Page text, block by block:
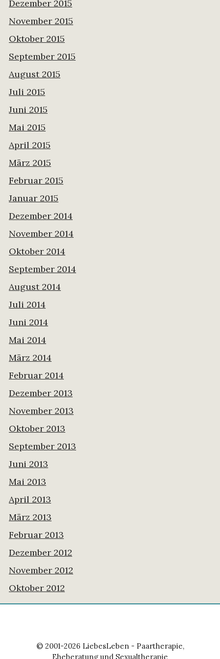
Dezember 2015
November 2015
Oktober 2015
September 2015
August 2015
Juli 2015
Juni 2015
Mai 2015
April 2015
März 2015
Februar 2015
Januar 2015
Dezember 2014
November 2014
Oktober 2014
September 2014
August 2014
Juli 2014
Juni 2014
Mai 2014
März 2014
Februar 2014
Dezember 2013
November 2013
Oktober 2013
September 2013
Juni 2013
Mai 2013
April 2013
März 2013
Februar 2013
Dezember 2012
November 2012
Oktober 2012
© 2001-2026 LiebesLeben - Paartherapie,
Eheberatung und Sexualtherapie